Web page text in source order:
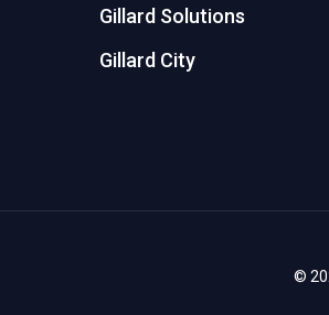
Gillard Solutions
Gillard City
©